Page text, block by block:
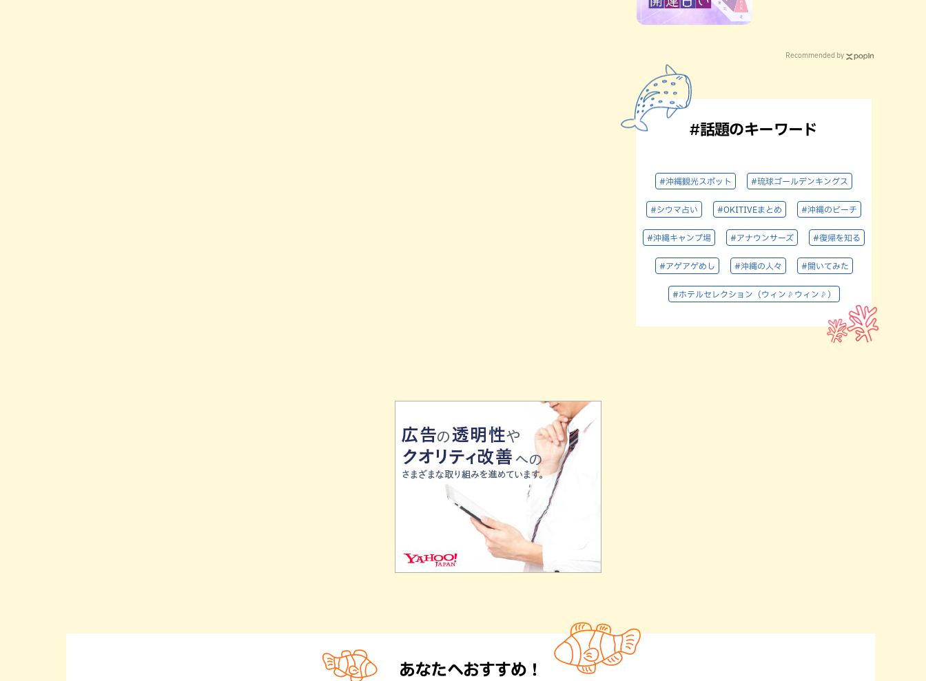
Recommended by
#話題のキーワード
#沖縄観光スポット #琉球ゴールデンキングス
#シウマ占い #OKITIVEまとめ #沖縄のビーチ
#沖縄キャンプ場 #アナウンサーズ #復帰を知る
#アゲアゲめし #沖縄の人々 #聞いてみた
#ホテルセレクション（ウィン♪ウィン♪）
あなたへおすすめ！